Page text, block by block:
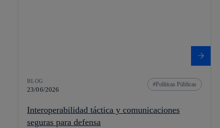
BLOG
23/06/2026
Políticas Públicas
Interoperabilidad táctica y comunicaciones
seguras para defensa